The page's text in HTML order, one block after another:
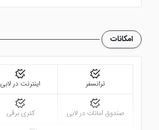
امکانات
ترانسفر اینترنت در لابی
صندوق امانات در لابی کتری برقی